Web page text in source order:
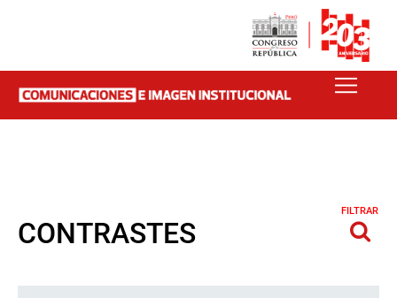
CONTRASTES
FILTRAR